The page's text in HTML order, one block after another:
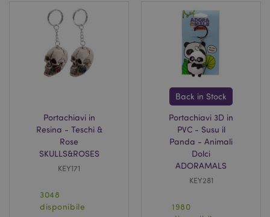
Portachiavi in
Resina - Teschi &
Rose
SKULLS&ROSES
KEY171
3048
disponibile
Back in Stock
Portachiavi 3D in
PVC - Susu il
Panda - Animali
Dolci
ADORAMALS
KEY281
1980